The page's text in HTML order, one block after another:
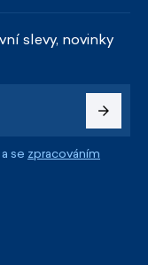
slevy, novinky
se zpracováním